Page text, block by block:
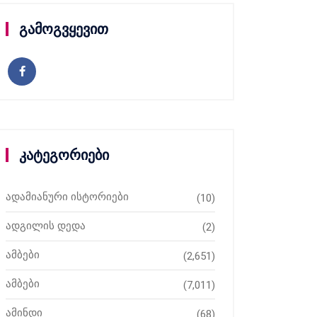
გამოგვყევით
კატეგორიები
ადამიანური ისტორიები (10)
ადგილის დედა (2)
ამბები (2,651)
ამბები (7,011)
ამინდი (68)